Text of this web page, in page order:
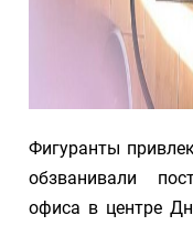
Фигуранты
обзванивали
офиса в центре